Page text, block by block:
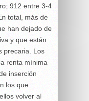
912 entre 3-4
total, más de
han dejado de
y que están
precaria. Los
renta mínima
inserción
los que
volver al